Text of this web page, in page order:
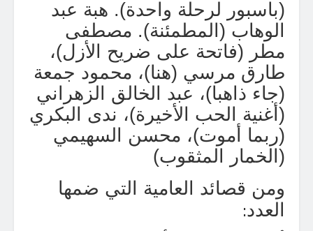
(باسبور لرحلة واحدة). هبة عبد
الوهاب (المطمئنة). مصطفى
مطر (فاتحة على ضريح الأزل)،
طارق مرسي (هنا)، محمود جمعة
(جاء ذاهبا)، عبد الخالق الزهراني
(أغنية الحب الأخيرة)، ندى البكري
(ربما أموت)، محسن السهيمي
(الخمار المثقوب)
ومن قصائد العامية التي ضمها
العدد: